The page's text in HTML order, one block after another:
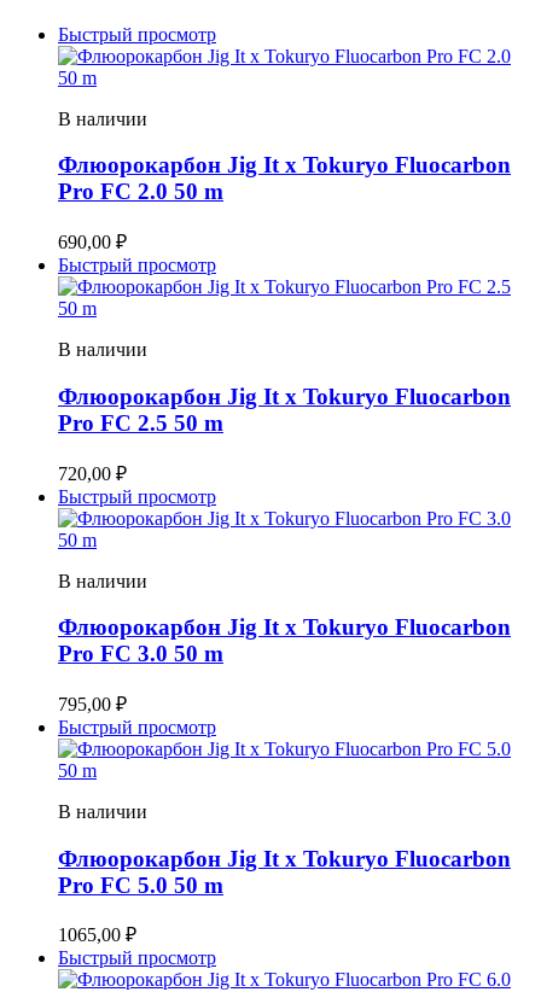
Быстрый просмотр
В наличии
Флюорокарбон Jig It x Tokuryo Fluocarbon
Pro FC 2.0 50 m
690,00 ₽
Быстрый просмотр
В наличии
Флюорокарбон Jig It x Tokuryo Fluocarbon
Pro FC 2.5 50 m
720,00 ₽
Быстрый просмотр
В наличии
Флюорокарбон Jig It x Tokuryo Fluocarbon
Pro FC 3.0 50 m
795,00 ₽
Быстрый просмотр
В наличии
Флюорокарбон Jig It x Tokuryo Fluocarbon
Pro FC 5.0 50 m
1065,00 ₽
Быстрый просмотр